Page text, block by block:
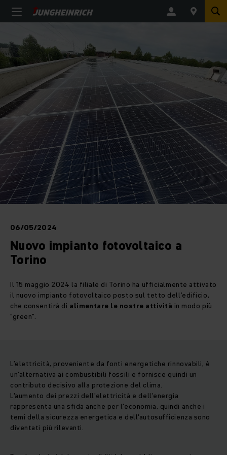
06/05/2024
Nuovo impianto fotovoltaico a
Torino
Il 15 maggio 2024 la filiale di Torino ha ufficialmente attivato
il nuovo impianto fotovoltaico posto sul tetto dell’edificio,
che consentirà di alimentare le nostre attività in modo più
“green”.
L’elettricità, proveniente da fonti energetiche rinnovabili, è
un’alternativa ai combustibili fossili e fornisce quindi un
contributo decisivo alla protezione del clima.
L'aumento dei prezzi dell'elettricità e dell'energia
rappresenta una sfida anche per l'economia, quindi anche i
temi della sicurezza energetica e dell'autosufficienza sono
diventati più rilevanti.